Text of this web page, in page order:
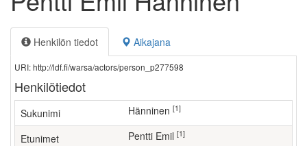
Henkilön tiedot Aikajana
URI: http://ldf.fi/warsa/actors/person_p277598
Henkilötiedot
Sukunimi Hänninen [1]
Etunimet Pentti Emil [1]